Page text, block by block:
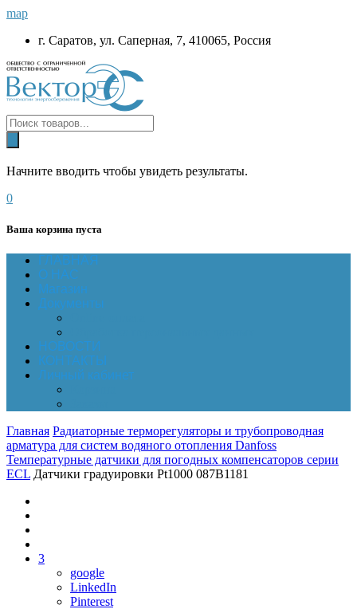
map
г. Саратов, ул. Саперная, 7, 410065, Россия
Начните вводить чтобы увидеть результаты.
0
Ваша корзина пуста
ГЛАВНАЯ
О НАС
Магазин
Документы
НОВОСТИ
КОНТАКТЫ
Личный кабинет
Главная Радиаторные терморегуляторы и трубопроводная
арматура для систем водяного отопления Danfoss
Температурные датчики для погодных компенсаторов серии
ECL Датчики градуировки Pt1000 087B1181
3
google
LinkedIn
Pinterest